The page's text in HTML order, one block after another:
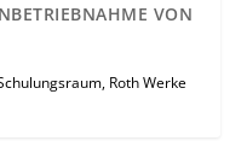
VON
Roth Werke